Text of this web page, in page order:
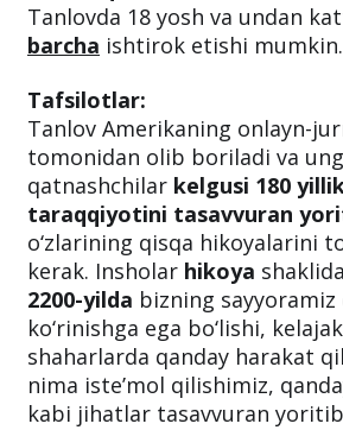
Tanlovda 18 yosh va undan
barcha ishtirok etishi mumkin.
Tafsilotlar:
Tanlov Amerikaning onlayn-
tomonidan olib boriladi va
qatnashchilar kelgusi 180
taraqqiyotini tasavvuran
o‘zlarining qisqa hikoyalarini
kerak. Insholar hikoya
2200-yilda bizning sayyoramiz
ko‘rinishga ega bo‘lishi,
shaharlarda qanday harakat
nima iste’mol qilishimiz,
kabi jihatlar tasavvuran